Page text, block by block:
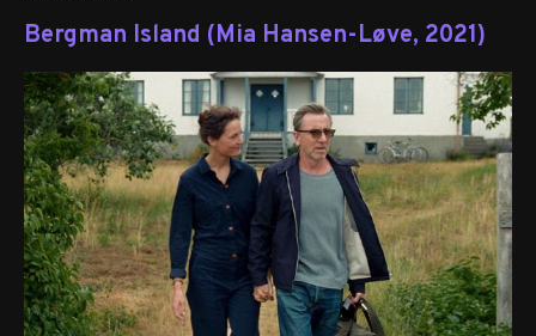
Bergman Island (Mia Hansen-Løve, 2021)